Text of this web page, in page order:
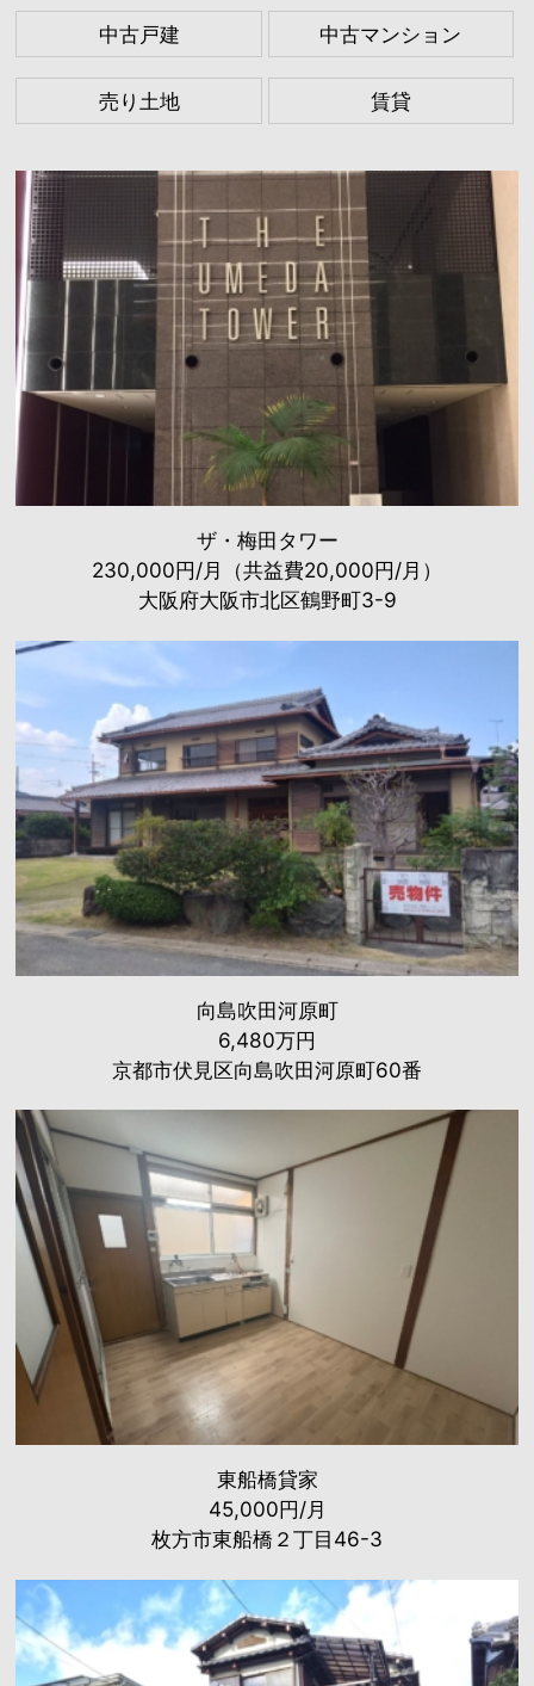
中古戸建 中古マンション
売り土地 賃貸
ザ・梅田タワー
230,000円/月（共益費20,000円/月）
大阪府大阪市北区鶴野町3-9
向島吹田河原町
6,480万円
京都市伏見区向島吹田河原町60番
東船橋貸家
45,000円/月
枚方市東船橋２丁目46-3